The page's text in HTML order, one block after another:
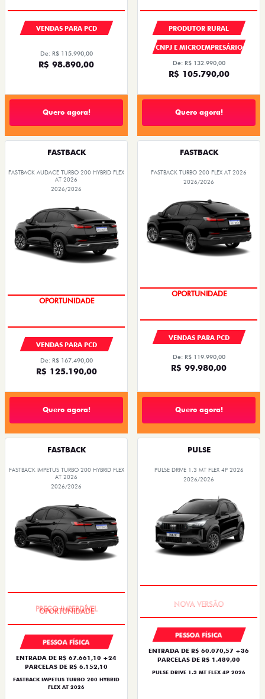
VENDAS PARA PCD
De: R$ 115.990,00
R$ 98.890,00
Quero agora!
PRODUTOR RURAL
CNPJ E MICROEMPRESÁRIO
De: R$ 132.990,00
R$ 105.790,00
Quero agora!
FASTBACK
FASTBACK AUDACE TURBO 200 HYBRID FLEX
AT 2026
2026/2026
OPORTUNIDADE
VENDAS PARA PCD
De: R$ 167.490,00
R$ 125.190,00
Quero agora!
FASTBACK
FASTBACK TURBO 200 FLEX AT 2026
2026/2026
OPORTUNIDADE
VENDAS PARA PCD
De: R$ 119.990,00
R$ 99.980,00
Quero agora!
FASTBACK
FASTBACK IMPETUS TURBO 200 HYBRID FLEX
AT 2026
2026/2026
PESSOA FÍSICA
ENTRADA DE R$ 67.661,10 +24
PARCELAS DE R$ 6.152,10
FASTBACK IMPETUS TURBO 200 HYBRID
FLEX AT 2026
PULSE
PULSE DRIVE 1.3 MT FLEX 4P 2026
2026/2026
PESSOA FÍSICA
ENTRADA DE R$ 60.070,57 +36
PARCELAS DE R$ 1.489,00
PULSE DRIVE 1.3 MT FLEX 4P 2026